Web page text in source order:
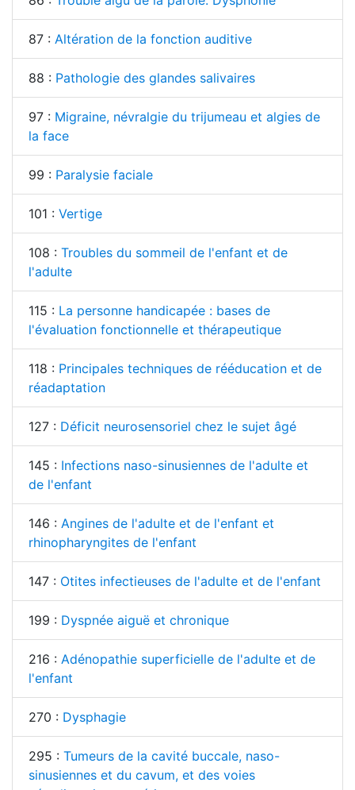
87 : Altération de la fonction auditive
88 : Pathologie des glandes salivaires
97 : Migraine, névralgie du trijumeau et algies de
la face
99 : Paralysie faciale
101 : Vertige
108 : Troubles du sommeil de l'enfant et de
l'adulte
115 : La personne handicapée : bases de
l'évaluation fonctionnelle et thérapeutique
118 : Principales techniques de rééducation et de
réadaptation
127 : Déficit neurosensoriel chez le sujet âgé
145 : Infections naso-sinusiennes de l'adulte et
de l'enfant
146 : Angines de l'adulte et de l'enfant et
rhinopharyngites de l'enfant
147 : Otites infectieuses de l'adulte et de l'enfant
199 : Dyspnée aiguë et chronique
216 : Adénopathie superficielle de l'adulte et de
l'enfant
270 : Dysphagie
295 : Tumeurs de la cavité buccale, naso-
sinusiennes et du cavum, et des voies